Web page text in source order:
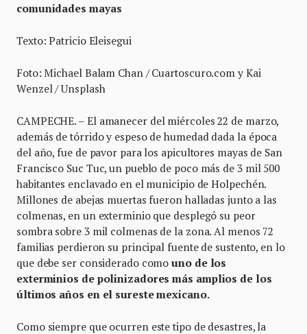
comunidades mayas
Texto: Patricio Eleisegui
Foto: Michael Balam Chan / Cuartoscuro.com y Kai
Wenzel / Unsplash
CAMPECHE. – El amanecer del miércoles 22 de marzo,
además de tórrido y espeso de humedad dada la época
del año, fue de pavor para los apicultores mayas de San
Francisco Suc Tuc, un pueblo de poco más de 3 mil 500
habitantes enclavado en el municipio de Holpechén.
Millones de abejas muertas fueron halladas junto a las
colmenas, en un exterminio que desplegó su peor
sombra sobre 3 mil colmenas de la zona. Al menos 72
familias perdieron su principal fuente de sustento, en lo
que debe ser considerado comouno de los
exterminios de polinizadores más amplios de los
últimos años en el sureste mexicano.
Como siempre que ocurren este tipo de desastres, la